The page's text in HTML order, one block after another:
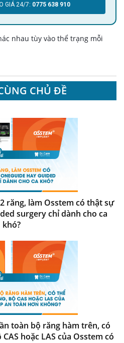
GIÁ 24/7: 0775 638 910
nhau tùy vào thể trạng mỗi
CHỦ ĐỀ
răng, làm Osstem có thật sự
surgery chỉ dành cho ca
khó?
toàn bộ răng hàm trên, có
hoặc LAS của Osstem có